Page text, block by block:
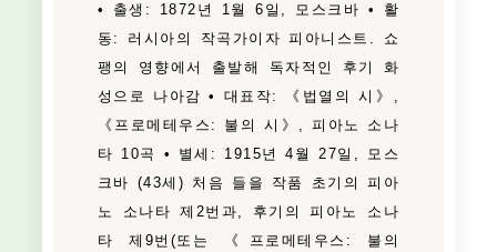
• 출생: 1872년 1월 6일, 모스크바 • 활
동: 러시아의 작곡가이자 피아니스트. 쇼
팽의 영향에서 출발해 독자적인 후기 화
성으로 나아감 • 대표작: 《법열의 시》,
《프로메테우스: 불의 시》, 피아노 소나
타 10곡 • 별세: 1915년 4월 27일, 모스
크바 (43세) 처음 들을 작품 초기의 피아
노 소나타 제2번과, 후기의 피아노 소나
타 제9번(또는 《프로메테우스: 불의